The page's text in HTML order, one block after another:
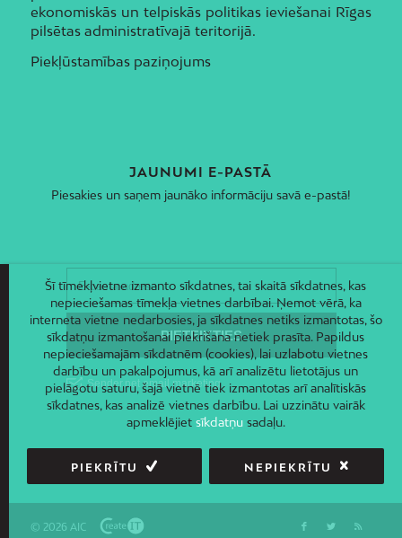
ekonomiskās un telpiskās politikas ieviešanai Rīgas
pilsētas administratīvajā teritorijā.
Piekļūstamības paziņojums
JAUNUMI E-PASTĀ
Piesakies un saņem jaunāko informāciju savā e-pastā!
© 2026 AIC
Šī tīmekļvietne izmanto sīkdatnes, tai skaitā sīkdatnes, kas
nepieciešamas tīmekļa vietnes darbībai. Ņemot vērā, ka
interneta vietne nedarbosies, ja sīkdatnes netiks izmantotas, šo
sīkdatņu izmantošanai piekrišana netiek prasīta. Papildus
nepieciešamajām sīkdatnēm (cookies), lai uzlabotu vietnes
darbību un pakalpojumus, kā arī analizētu lietotājus un
pielāgotu saturu, šajā vietnē tiek izmantotas arī analītiskās
sīkdatnes, kas analizē vietnes darbību. Lai uzzinātu vairāk
apmeklējiet sīkdatņusadaļu.
PIEKRĪTU NEPIEKRĪTU